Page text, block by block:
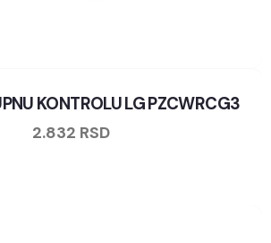
KONTROLU LG PZCWRCG3
2.832 RSD